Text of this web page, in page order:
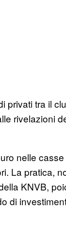
privati tra il
rivelazioni
nelle
La pratica,
KNVB,
di